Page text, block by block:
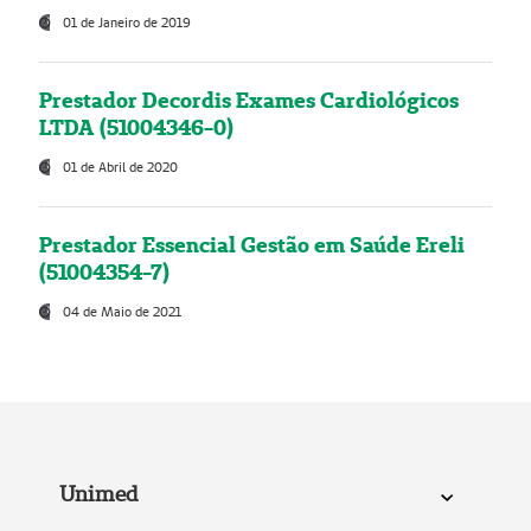
01 de Janeiro de 2019
Prestador Decordis Exames Cardiológicos
LTDA (51004346-0)
01 de Abril de 2020
Prestador Essencial Gestão em Saúde Ereli
(51004354-7)
04 de Maio de 2021
Unimed